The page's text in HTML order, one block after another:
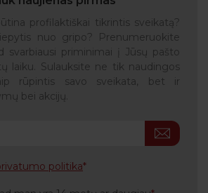
profilaktiškai tikrintis sveikatą?
nuo gripo? Prenumeruokite
svarbiausi priminimai į Jūsų pašto
laiku. Sulauksite ne tik naudingos
rūpintis savo sveikata, bet ir
bei akcijų.
politika